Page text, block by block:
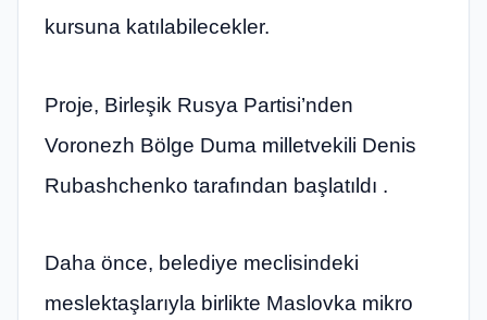
kursuna katılabilecekler.
Proje, Birleşik Rusya Partisi’nden
Voronezh Bölge Duma milletvekili Denis
Rubashchenko tarafından başlatıldı .
Daha önce, belediye meclisindeki
meslektaşlarıyla birlikte Maslovka mikro